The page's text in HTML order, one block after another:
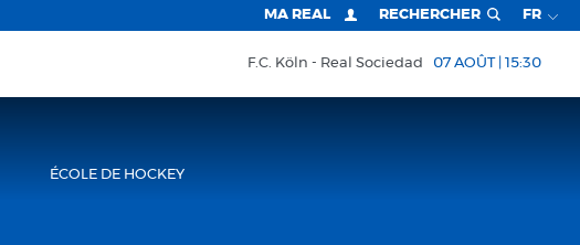
MA REAL RECHERCHER FR
F.C. Köln Real Sociedad 07 AOÛT | 15:30
ÉCOLE DE HOCKEY